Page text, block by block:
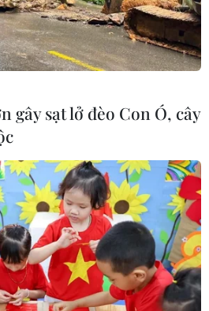
MỤC
dầu ăn đã qua
sinh học
máu trẻ
gây sạt lở đèo Con Ó, cây